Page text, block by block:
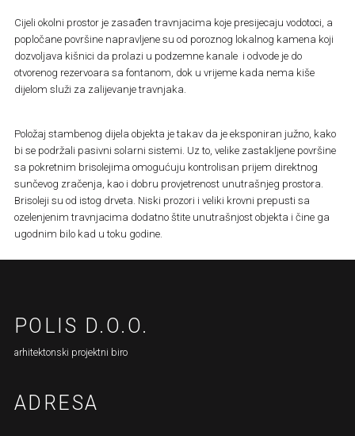
Cijeli okolni prostor je zasađen travnjacima koje presijecaju vodotoci, a
popločane površine napravljene su od poroznog lokalnog kamena koji
dozvoljava kišnici da prolazi u podzemne kanale i odvode je do
otvorenog rezervoara sa fontanom, dok u vrijeme kada nema kiše
dijelom služi za zalijevanje travnjaka.
Položaj stambenog dijela objekta je takav da je eksponiran južno, kako
bi se podržali pasivni solarni sistemi. Uz to, velike zastakljene površine
sa pokretnim brisolejima omogućuju kontrolisan prijem direktnog
sunčevog zračenja, kao i dobru provjetrenost unutrašnjeg prostora.
Brisoleji su od istog drveta. Niski prozori i veliki krovni prepusti sa
ozelenjenim travnjacima dodatno štite unutrašnjost objekta i čine ga
ugodnim bilo kad u toku godine.
POLIS D.O.O.
arhitektonski projektni biro
ADRESA